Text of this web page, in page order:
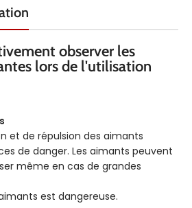
2.5
60° C
MATÉRIAU
ARMATURE
FORCE KG
observer les
lors de l'utilisation
et de répulsion des aimants
de danger. Les aimants peuvent
même en cas de grandes
est dangereuse.